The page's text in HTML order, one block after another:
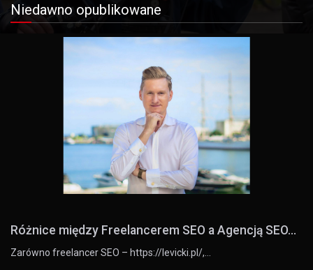
Niedawno opublikowane
Różnice między Freelancerem SEO a Agencją SEO...
Zarówno freelancer SEO – https://levicki.pl/,…